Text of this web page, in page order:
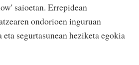
saioetan. Errepidean
ondorioen inguruan
segurtasunean heziketa egokia